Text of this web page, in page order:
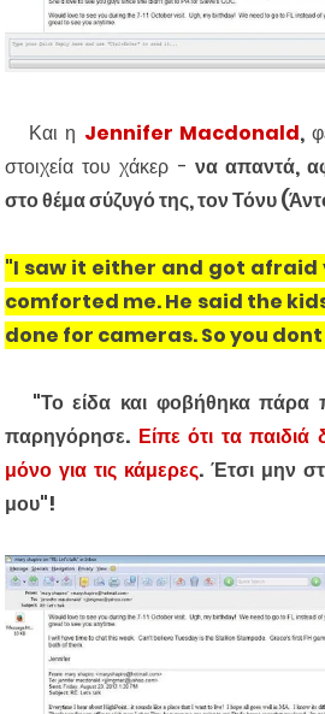
Και η Jennifer Macdonald,
στοιχεία του χάκερ - να απαντά,
στο θέμα σύζυγό της, τον Τόνυ
"I saw it either and got afraid
comforted me. He said the
done for cameras. So you
"Το είδα και φοβήθηκα πάρα
παρηγόρησε. Είπε ότι τα
μόνο για τις κάμερες. Έτσι μην
μου"!